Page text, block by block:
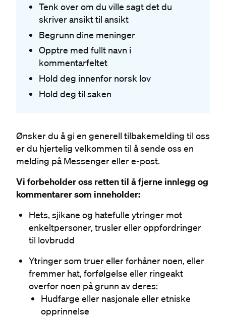
Tenk over om du ville sagt det du
skriver ansikt til ansikt
Begrunn dine meninger
Opptre med fullt navn i
kommentarfeltet
Hold deg innenfor norsk lov
Hold deg til saken
Ønsker du å gi en generell tilbakemelding til oss
er du hjertelig velkommen til å sende oss en
melding på Messenger eller e-post.
Vi forbeholder oss retten til å fjerne innlegg og
kommentarer som inneholder:
Hets, sjikane og hatefulle ytringer mot
enkeltpersoner, trusler eller oppfordringer
til lovbrudd
Ytringer som truer eller forhåner noen, eller
fremmer hat, forfølgelse eller ringeakt
overfor noen på grunn av deres:
Hudfarge eller nasjonale eller etniske
opprinnelse